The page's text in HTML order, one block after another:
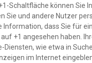
Schaltfläche können
Sie und andere Nutzer
Information, dass Sie für
+1 angesehen haben.
Diensten, wie etwa in
im Internet